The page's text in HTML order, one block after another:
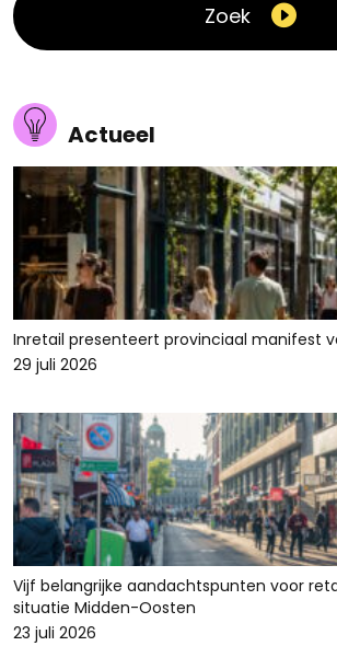
Zoek
Actueel
Inretail presenteert provinciaal manifest
29 juli 2026
Vijf belangrijke aandachtspunten voor
situatie Midden-Oosten
23 juli 2026